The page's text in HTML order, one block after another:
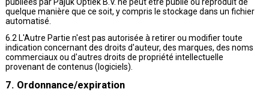
publiées par Pajuk Optiek B.V. ne peut être publié ou reproduit de
quelque manière que ce soit, y compris le stockage dans un fichier
automatisé.
6.2 L'Autre Partie n'est pas autorisée à retirer ou modifier toute
indication concernant des droits d'auteur, des marques, des noms
commerciaux ou d'autres droits de propriété intellectuelle
provenant de contenus (logiciels).
7. Ordonnance/expiration